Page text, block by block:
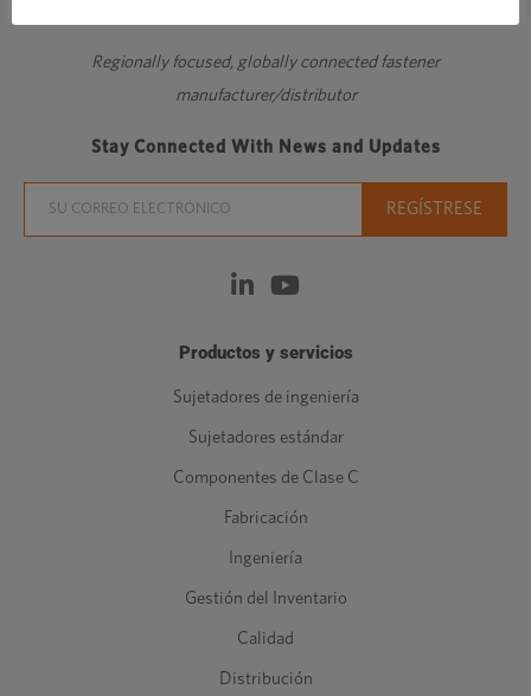
Regionally focused, globally connected fastener
manufacturer/distributor
Stay Connected With News and Updates
Productos y servicios
Sujetadores de ingeniería
Sujetadores estándar
Componentes de Clase C
Fabricación
Ingeniería
Gestión del Inventario
Calidad
Distribución